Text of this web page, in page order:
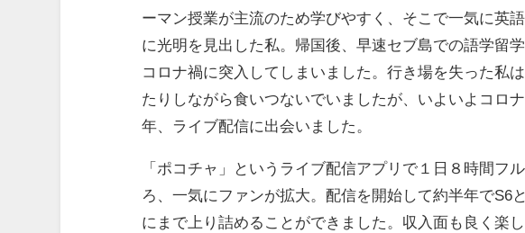
ーマン授業が主流のため学びやすく、そこで一気に英
に光明を見出した私。帰国後、早速セブ島での語学留
コロナ禍に突入してしまいました。行き場を失った私
たりしながら食いつないでいましたが、いよいよコロ
年、ライブ配信に出会いました。
「ポコチャ」というライブ配信アプリで１日８時間フ
ろ、一気にファンが拡大。配信を開始して約半年でS6
にまで上り詰めることができました。収入面も良く楽